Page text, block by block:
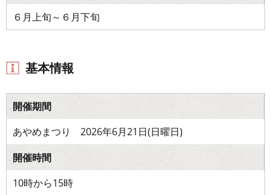
６月上旬～６月下旬
基本情報
開催期間
あやめまつり 2026年6月21日(日曜日)
開催時間
10時から15時